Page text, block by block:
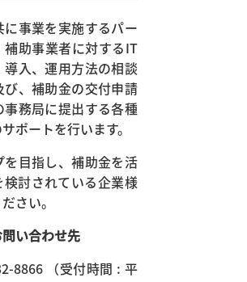
事業を実施するパー
補助事業者に対するIT
入、運用方法の相談
、補助金の交付申請
務局に提出する各種
ポートを行います。
目指し、補助金を活
討されている企業様
さい。
い合わせ先
8866 （受付時間 : 平